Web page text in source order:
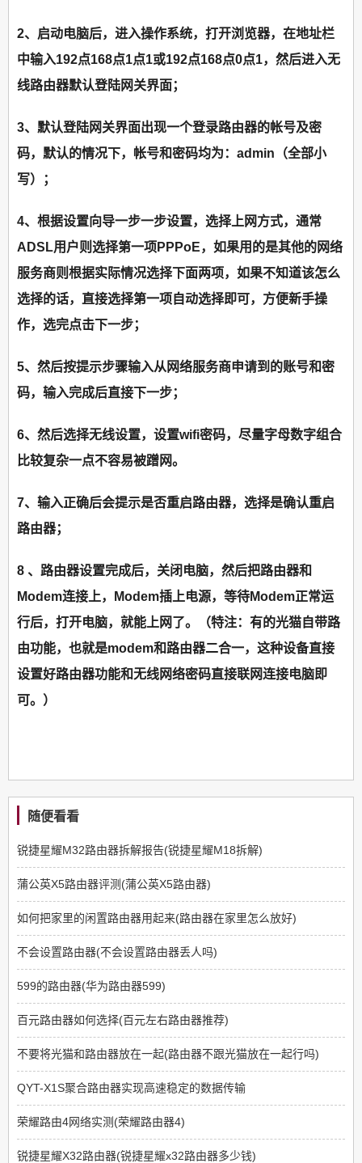
2、启动电脑后，进入操作系统，打开浏览器，在地址栏
中输入192点168点1点1或192点168点0点1，然后进入无
线路由器默认登陆网关界面；
3、默认登陆网关界面出现一个登录路由器的帐号及密
码，默认的情况下，帐号和密码均为：admin（全部小
写）；
4、根据设置向导一步一步设置，选择上网方式，通常
ADSL用户则选择第一项PPPoE，如果用的是其他的网络
服务商则根据实际情况选择下面两项，如果不知道该怎么
选择的话，直接选择第一项自动选择即可，方便新手操
作，选完点击下一步；
5、然后按提示步骤输入从网络服务商申请到的账号和密
码，输入完成后直接下一步；
6、然后选择无线设置，设置wifi密码，尽量字母数字组合
比较复杂一点不容易被蹭网。
7、输入正确后会提示是否重启路由器，选择是确认重启
路由器；
8 、路由器设置完成后，关闭电脑，然后把路由器和
Modem连接上，Modem插上电源，等待Modem正常运
行后，打开电脑，就能上网了。（特注：有的光猫自带路
由功能，也就是modem和路由器二合一，这种设备直接
设置好路由器功能和无线网络密码直接联网连接电脑即
可。）
随便看看
锐捷星耀M32路由器拆解报告(锐捷星耀M18拆解)
蒲公英X5路由器评测(蒲公英X5路由器)
如何把家里的闲置路由器用起来(路由器在家里怎么放好)
不会设置路由器(不会设置路由器丢人吗)
599的路由器(华为路由器599)
百元路由器如何选择(百元左右路由器推荐)
不要将光猫和路由器放在一起(路由器不跟光猫放在一起行吗)
QYT-X1S聚合路由器实现高速稳定的数据传输
荣耀路由4网络实测(荣耀路由器4)
锐捷星耀X32路由器(锐捷星耀x32路由器多少钱)